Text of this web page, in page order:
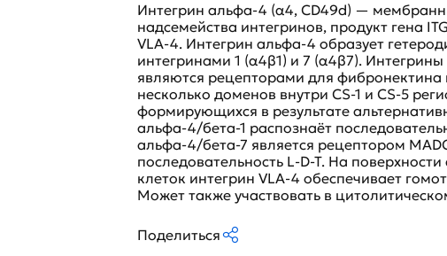
Интегрин альфа-4 (α4, CD49d) —
надсемейства интегринов, продукт гена
VLA-4. Интегрин альфа-4 образует
интегринами 1 (α4β1) и 7 (α4β7).
являются рецепторами для
несколько доменов внутри CS-1 и CS-5
формирующихся в результате
альфа-4/бета-1 распознаёт
альфа-4/бета-7 является рецептором
последовательность L-D-T. На
клеток интегрин VLA-4 обеспечивает
Может также участвовать в
Поделиться